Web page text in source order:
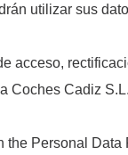
utilizar sus
acceso,
Cadiz
Personal